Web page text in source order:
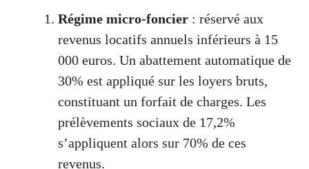
Régime micro-foncier : réservé aux
revenus locatifs annuels inférieurs à 15
000 euros. Un abattement automatique de
30% est appliqué sur les loyers bruts,
constituant un forfait de charges. Les
prélèvements sociaux de 17,2%
s’appliquent alors sur 70% de ces
revenus.